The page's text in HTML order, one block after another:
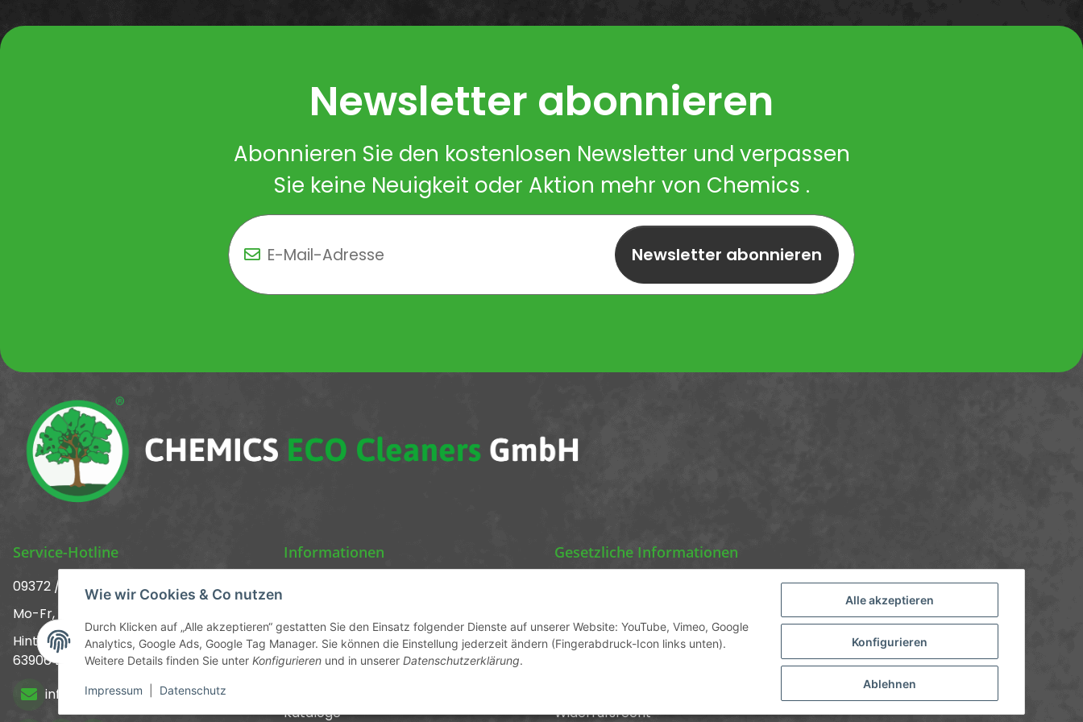
Alle akzeptieren
Konfigurieren
Ablehnen
Wie wir Cookies & Co nutzen
Durch Klicken auf „Alle akzeptieren“ gestatten Sie den Einsatz folgender Dienste auf unserer Website: YouTube, Vimeo, Google
Analytics, Google Ads, Google Tag Manager. Sie können die Einstellung jederzeit ändern (Fingerabdruck-Icon links unten).
Weitere Details finden Sie unter Konfigurieren und in unserer Datenschutzerklärung.
Impressum Datenschutz
Newsletter abonnieren
Abonnieren Sie den kostenlosen Newsletter und verpassen
Sie keine Neuigkeit oder Aktion mehr von Chemics .
Newsletter abonnieren
Service-Hotline
09372 / 70 80 90
Mo-Fr, 09:00-12:00 | 13:00-17:00 Uhr
Hinter den Straßenäckern 11-13
63906 Erlenbach
info@chemics.eu
Informationen
Kontakt
Versandinformationen
Kataloge
Gesetzliche Informationen
AGB
Sitemap
Widerrufsrecht